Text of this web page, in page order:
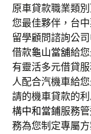
原車貸款職業類
您最佳夥伴，台
留學顧問諮詢公
借款龜山當舖給
有靈活多元借貸
人配合汽機車給
請的機車貸款的
構中和當鋪服務
務為您制定專屬